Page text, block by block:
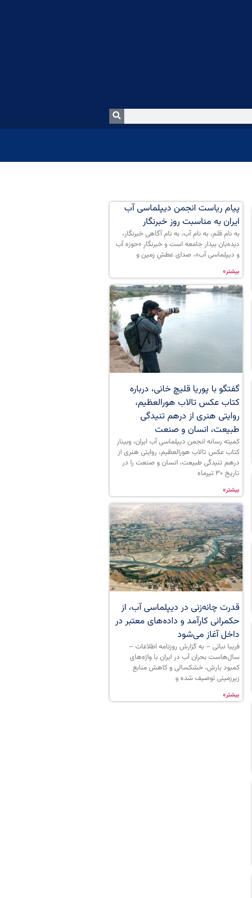
پیام ریاست انجمن دیپلماسی آب
ایران به مناسبت روز خبرنگار
به نامِ قلم، به نامِ آب، به نامِ آگاهی خبرنگار،
دیده‌بان بیدار جامعه است و خبرنگارِ «حوزه آب
و دیپلماسی آب»، صدای عطشِ زمین و
بیشتر»
گفتگو با پوریا قلیچ خانی، درباره
کتاب عکس تالاب هورالعظیم،
روایتی هنری از درهم تنیدگی
طبیعت، انسان و صنعت
کمیته رسانه انجمن دیپلماسی آب ایران، وبینار
کتاب عکس تالاب هورالعظیم، روایتی هنری از
درهم تنیدگی طبیعت، انسان و صنعت را در
تاریخ ۳۰ تیرماه
بیشتر»
قدرت چانه‌زنی در دیپلماسی آب، از
حکمرانی کارآمد و داده‌های معتبر در
داخل آغاز می‌شود
فریبا نباتی – به گزارش روزنامه اطلاعات –
سال‌هاست بحران آب در ایران با واژه‌های
کمبود بارش، خشکسالی و کاهش منابع
زیرزمینی توصیف شده و
بیشتر»